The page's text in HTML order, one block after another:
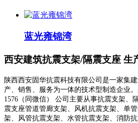
蓝光雍锦湾
西安建筑抗震支架/隔震支座 生
陕西西安固华抗震科技有限公司是一家集
产、销售、服务为一体的技术型制造企业
1576（同微信） 公司主要从事抗震支架、
震支座管道管廊支架、风机抗震支架、单
架、风管抗震支架、水管抗震支架、消防